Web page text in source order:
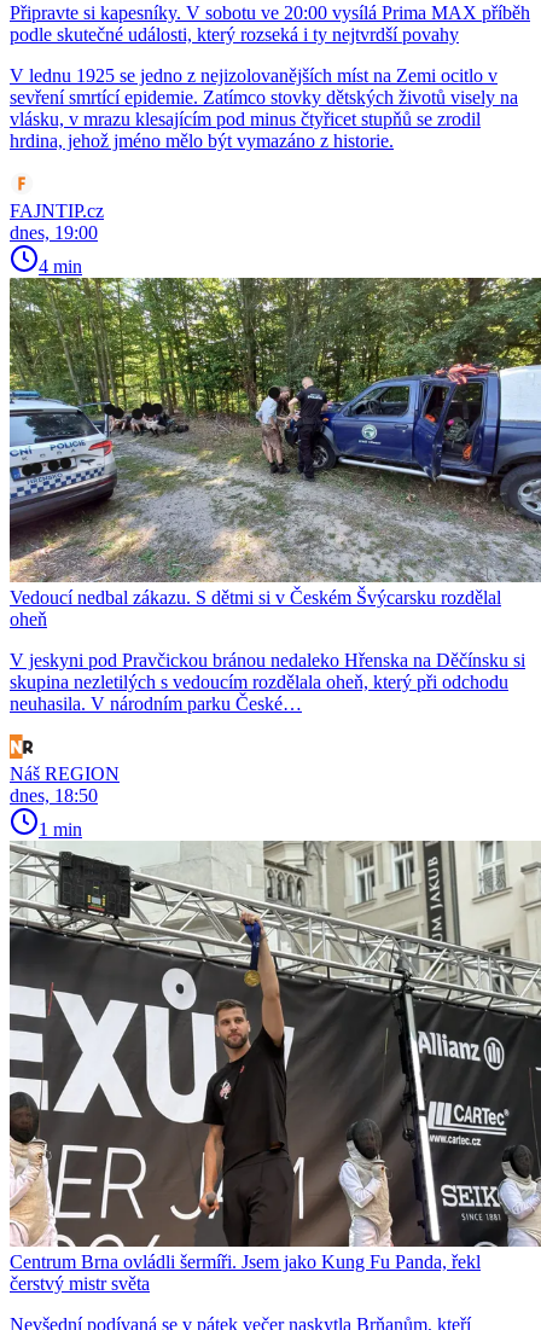
Připravte si kapesníky. V sobotu ve 20:00 vysílá Prima MAX příběh
podle skutečné události, který rozseká i ty nejtvrdší povahy
V lednu 1925 se jedno z nejizolovanějších míst na Zemi ocitlo v
sevření smrtící epidemie. Zatímco stovky dětských životů visely na
vlásku, v mrazu klesajícím pod minus čtyřicet stupňů se zrodil
hrdina, jehož jméno mělo být vymazáno z historie.
FAJNTIP.cz
dnes, 19:00
4 min
Vedoucí nedbal zákazu. S dětmi si v Českém Švýcarsku rozdělal
oheň
V jeskyni pod Pravčickou bránou nedaleko Hřenska na Děčínsku si
skupina nezletilých s vedoucím rozdělala oheň, který při odchodu
neuhasila. V národním parku České…
Náš REGION
dnes, 18:50
1 min
Centrum Brna ovládli šermíři. Jsem jako Kung Fu Panda, řekl
čerstvý mistr světa
Nevšední podívaná se v pátek večer naskytla Brňanům, kteří